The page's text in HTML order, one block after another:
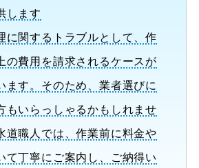
します
に関するトラブルとして、作
の費用を請求されるケースが
ます。そのため、業者選びに
もいらっしゃるかもしれませ
道職人では、作業前に料金や
て丁寧にご案内し、ご納得い